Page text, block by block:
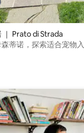
｜ Prato di Strada
蒂诺，探索适合宠物